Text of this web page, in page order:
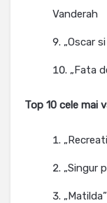
Vanderah
„Oscar
„Fata
Top 10 cele mai
„Singur